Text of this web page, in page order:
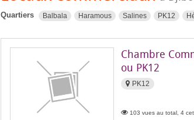
Quartiers Balbala Haramous Salines PK12
Chambre
ou PK12
PK12
103 vues au total, 4